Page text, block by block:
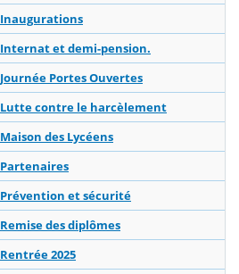
Inaugurations
Internat et demi-pension.
Journée Portes Ouvertes
Lutte contre le harcèlement
Maison des Lycéens
Partenaires
Prévention et sécurité
Remise des diplômes
Rentrée 2025